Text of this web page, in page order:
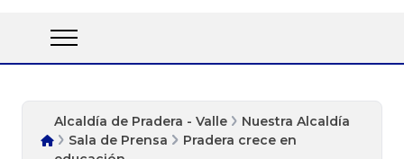
Alcaldía de Pradera - Valle
Nuestra Alcaldía
Sala de Prensa
Pradera crece en